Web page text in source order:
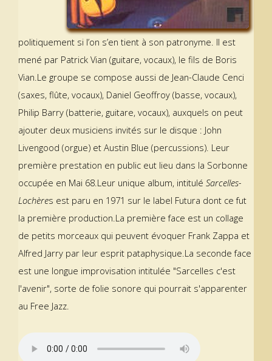
politiquement si l’on s’en tient à son patronyme. Il est
mené par Patrick Vian (guitare, vocaux), le fils de Boris
Vian.Le groupe se compose aussi de Jean-Claude Cenci
(saxes, flûte, vocaux), Daniel Geoffroy (basse, vocaux),
Philip Barry (batterie, guitare, vocaux), auxquels on peut
ajouter deux musiciens invités sur le disque : John
Livengood (orgue) et Austin Blue (percussions). Leur
première prestation en public eut lieu dans la Sorbonne
occupée en Mai 68.Leur unique album, intitulé Sarcelles-
Lochères est paru en 1971 sur le label Futura dont ce fut
la première production.La première face est un collage
de petits morceaux qui peuvent évoquer Frank Zappa et
Alfred Jarry par leur esprit pataphysique.La seconde face
est une longue improvisation intitulée "Sarcelles c'est
l'avenir", sorte de folie sonore qui pourrait s'apparenter
au Free Jazz.